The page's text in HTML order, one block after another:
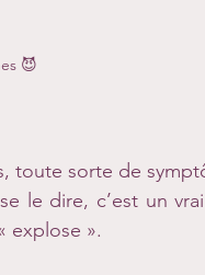
😈
toute sorte de
le dire, c’est un
explose ».